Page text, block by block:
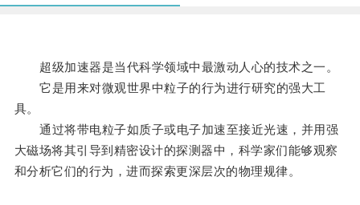
超级加速器是当代科学领域中最激动人心的技术之一。
它是用来对微观世界中粒子的行为进行研究的强大工
具。
通过将带电粒子如质子或电子加速至接近光速，并用强
大磁场将其引导到精密设计的探测器中，科学家们能够观察
和分析它们的行为，进而探索更深层次的物理规律。